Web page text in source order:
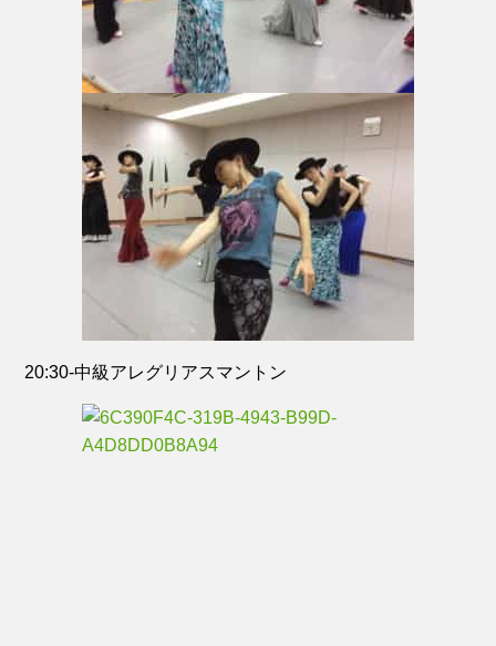
20:30-中級アレグリアスマントン